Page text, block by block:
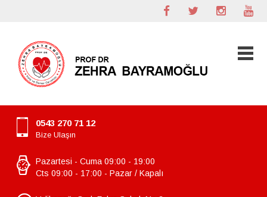
0543 270 71 12
Bize Ulaşın
Pazartesi - Cuma 09:00 - 19:00
Cts 09:00 - 17:00 - Pazar / Kapalı